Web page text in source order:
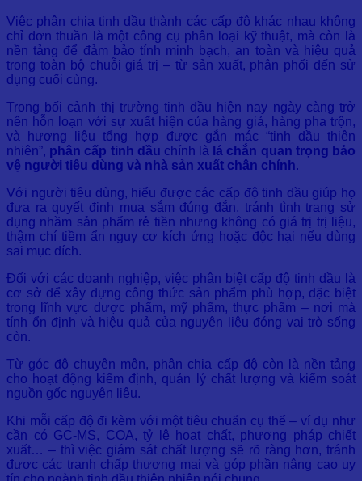
Việc phân chia tinh dầu thành các cấp độ khác nhau không
chỉ đơn thuần là một công cụ phân loại kỹ thuật, mà còn là
nền tảng để đảm bảo tính minh bạch, an toàn và hiệu quả
trong toàn bộ chuỗi giá trị – từ sản xuất, phân phối đến sử
dụng cuối cùng.
Trong bối cảnh thị trường tinh dầu hiện nay ngày càng trở
nên hỗn loạn với sự xuất hiện của hàng giả, hàng pha trộn,
và hương liệu tổng hợp được gắn mác “tinh dầu thiên
nhiên”, phân cấp tinh dầu chính là lá chắn quan trọng bảo
vệ người tiêu dùng và nhà sản xuất chân chính.
Với người tiêu dùng, hiểu được các cấp độ tinh dầu giúp họ
đưa ra quyết định mua sắm đúng đắn, tránh tình trạng sử
dụng nhầm sản phẩm rẻ tiền nhưng không có giá trị trị liệu,
thậm chí tiềm ẩn nguy cơ kích ứng hoặc độc hại nếu dùng
sai mục đích.
Đối với các doanh nghiệp, việc phân biệt cấp độ tinh dầu là
cơ sở để xây dựng công thức sản phẩm phù hợp, đặc biệt
trong lĩnh vực dược phẩm, mỹ phẩm, thực phẩm – nơi mà
tính ổn định và hiệu quả của nguyên liệu đóng vai trò sống
còn.
Từ góc độ chuyên môn, phân chia cấp độ còn là nền tảng
cho hoạt động kiểm định, quản lý chất lượng và kiểm soát
nguồn gốc nguyên liệu.
Khi mỗi cấp độ đi kèm với một tiêu chuẩn cụ thể – ví dụ như
cần có GC-MS, COA, tỷ lệ hoạt chất, phương pháp chiết
xuất… – thì việc giám sát chất lượng sẽ rõ ràng hơn, tránh
được các tranh chấp thương mại và góp phần nâng cao uy